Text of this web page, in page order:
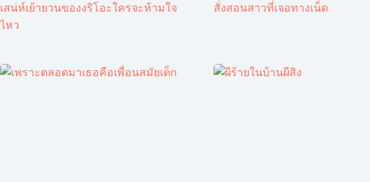
เสน่ห์เย้ายวนของงริโอะใครจะห้ามใจ
ไหว
สั่งสอนสาวที่เจอทางเน็ต